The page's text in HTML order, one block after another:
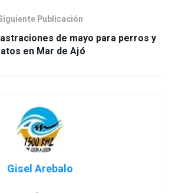
Publicación
de mayo para perros y
en Mar de Ajó
Gisel Arebalo